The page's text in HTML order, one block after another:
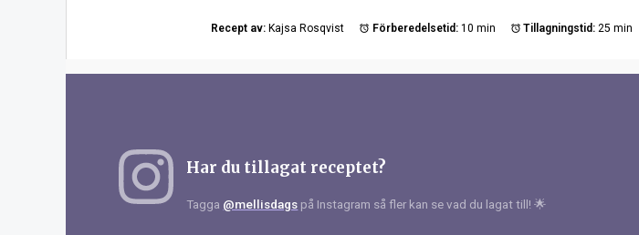
Recept av: Kajsa Rosqvist Förberedelsetid: 10 min Tillagningstid: 25 min
Har du tillagat receptet?
Tagga @mellisdags på Instagram så fler kan se vad du lagat till! 🌟